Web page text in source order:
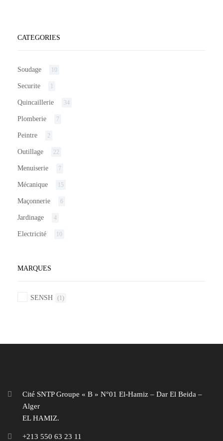
CATEGORIES
Soudage 10
Securite
Quincaillerie 34
Plomberie 7
Peintre 2
Outillage 22
Menuiserie 7
Mécanique 15
Maçonnerie 6
Jardinage 4
Electricité 10
MARQUES
SENSH (1)
Cité SNTP Groupe « B » N°01 El-Hamiz – Dar El Beida –
Alger
EL HAMIZ.
+213 550 63 23 11